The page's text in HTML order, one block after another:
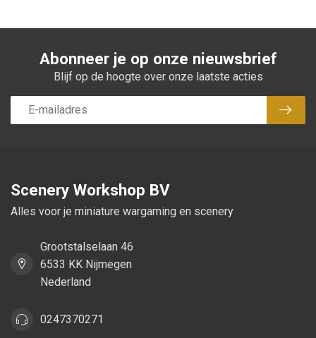
Abonneer je op onze nieuwsbrief
Blijf op de hoogte over onze laatste acties
Scenery Workshop BV
Alles voor je miniature wargaming en scenery
Grootstalselaan 46
6533 KK Nijmegen
Nederland
0247370271